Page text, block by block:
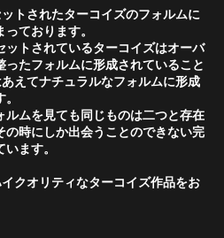
トされたターコイズのフォルムに
ております。
ットされているターコイズはオーバ
たフォルムに形成されていること
えてナチュラルなフォルムに形成
ルムを見ても同じものは二つと存在
の時にしか出会うことのできない完
ます。
クオリティなターコイズ作品をお